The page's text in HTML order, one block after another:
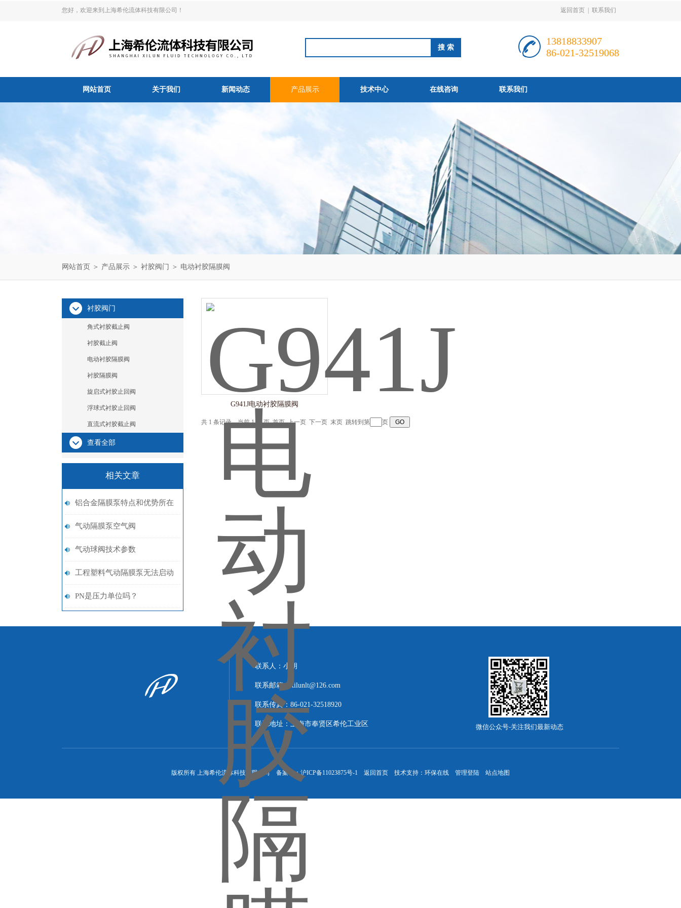
您好，欢迎来到上海希伦流体科技有限公司！ 返回首页 联系我们
13818833907
86-021-32519068
网站首页 关于我们 新闻动态 产品展示 技术中心 在线咨询 联系我们
网站首页 ＞ 产品展示 ＞ 衬胶阀门 ＞ 电动衬胶隔膜阀
衬胶阀门
角式衬胶截止阀
衬胶截止阀
电动衬胶隔膜阀
衬胶隔膜阀
旋启式衬胶止回阀
浮球式衬胶止回阀
直流式衬胶截止阀
查看全部
相关文章
铝合金隔膜泵特点和优势所在
气动隔膜泵空气阀
气动球阀技术参数
工程塑料气动隔膜泵无法启动
或动作缓慢
PN是压力单位吗？
G941J电动衬胶隔膜阀
共 1 条记录，当前 1 / 1 页 首页 上一页 下一页 末页 跳转到第 页
联系人：小胡
联系邮箱：xilunlt@126.com
联系传真：86-021-32518920
联系地址：上海市奉贤区希伦工业区 微信公众号-关注我们最新动态
版权所有 上海希伦流体科技有限公司 备案号：沪ICP备11023875号-1 返回首页 技术支持： 环保在线 管理登陆 站点地图